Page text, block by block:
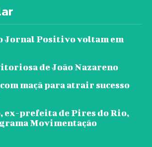
Jornal Positivo voltam em
de João Nazareno
maçã para atrair sucesso
ex-prefeita de Pires do Rio,
Movimentação